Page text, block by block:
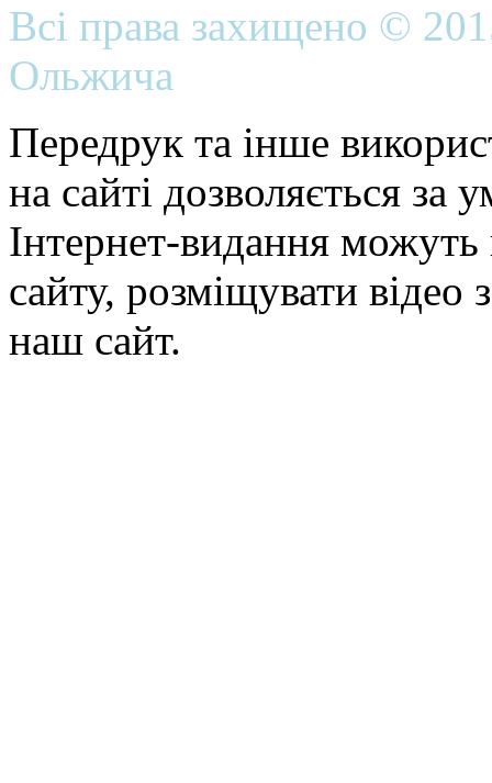
Всі права захищено ©
Ольжича
Передрук та інше
на сайті дозволяється
Інтернет-видання можуть
сайту, розміщувати відео
наш сайт.